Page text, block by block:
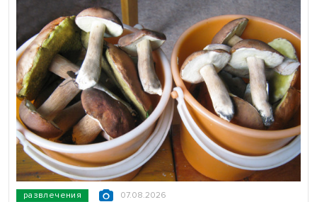
развлечения 07.08.2026